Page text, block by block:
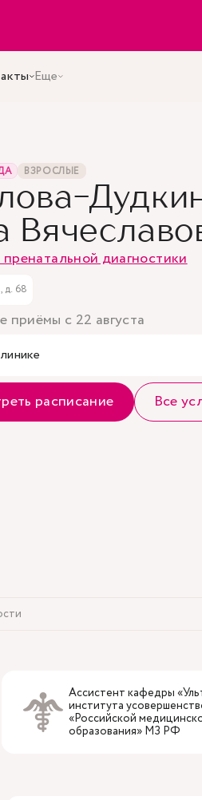
Еще
ВЗРОСЛЫЕ
диагностики
д. 68
приёмы с 22 августа
расписание Все
Ассистент кафедры
института
«Российской
образования» МЗ РФ